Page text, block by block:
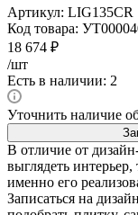
Артикул: LIG135CR
Код товара:
18 674 ₽
/шт
Есть в наличии: 2
Уточнить наличие
В отличие от
выглядеть
именно его
Записаться на